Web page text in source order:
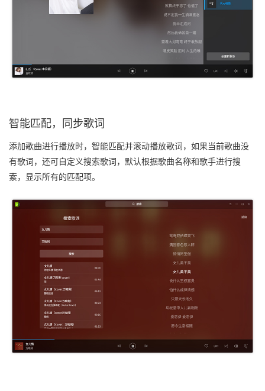
智能匹配，同步歌词
添加歌曲进行播放时，智能匹配并滚动播放歌词，如果当前歌曲没
有歌词，还可自定义搜索歌词，默认根据歌曲名称和歌手进行搜
索，显示所有的匹配项。